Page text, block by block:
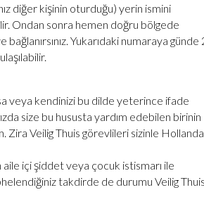
diğer kişinin oturduğu) yerin ismini
Ondan sonra hemen doğru bölgede
Yukarıdaki numaraya günde
veya kendinizi bu dilde yeterince ifade
size bu hususta yardım edebilen birinin
Zira Veilig Thuis görevlileri sizinle
içi şiddet veya çocuk istismarı ile
takdirde de durumu Veilig